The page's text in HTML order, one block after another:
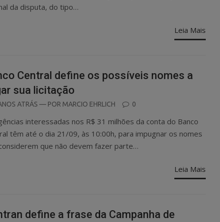
da disputa, do tipo…
Leia Mais
Central define os possíveis nomes a
sua licitação
ATRÁS — POR MARCIO EHRLICH 0
interessadas nos R$ 31 milhões da conta do Banco
têm até o dia 21/09, às 10:00h, para impugnar os nomes
que não devem fazer parte…
Leia Mais
define a frase da Campanha de